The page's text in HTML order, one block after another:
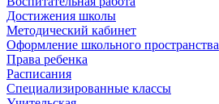
Достижения школы
Методический кабинет
Оформление школьного пространства
Права ребенка
Расписания
Специализированные классы